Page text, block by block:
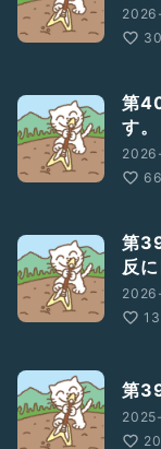
第
す。
第
反
第